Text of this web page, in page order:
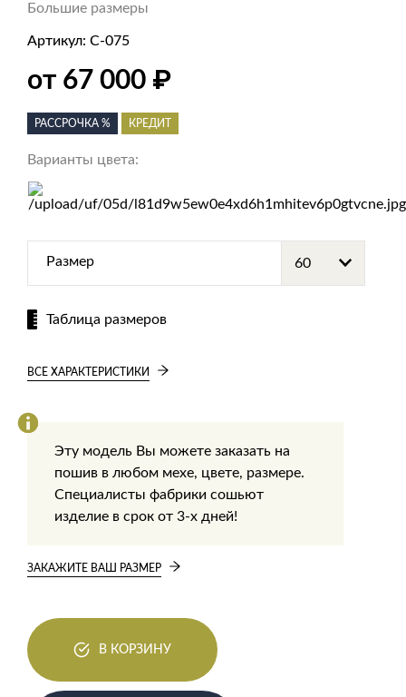
Большие размеры
Артикул: С-075
от 67 000 ₽
РАССРОЧКА % КРЕДИТ
Варианты цвета:
Размер
Таблица размеров
ВСЕ ХАРАКТЕРИСТИКИ
Эту модель Вы можете заказать на
пошив в любом мехе, цвете, размере.
Специалисты фабрики сошьют
изделие в срок от 3-х дней!
ЗАКАЖИТЕ ВАШ РАЗМЕР
В КОРЗИНУ